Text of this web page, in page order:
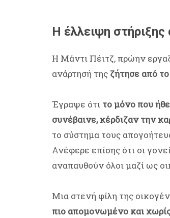
Η έλλειψη
Η Μάντι Πέιτζ, πρώην
ανάρτησή της ζήτησε από
Έγραψε ότι το μόνο που
συνέβαινε, κέρδιζαν την
το σύστημα τους
Ανέφερε επίσης ότι οι
αναπαυθούν όλοι μαζί ως
Μια στενή φίλη της
πιο απομονωμένο και